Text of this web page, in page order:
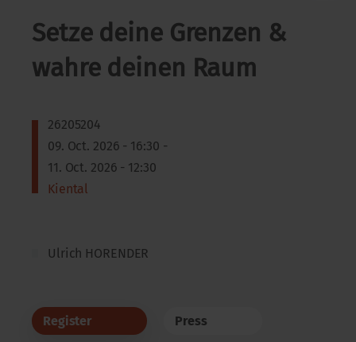
Setze deine Grenzen &
wahre deinen Raum
26205204
09. Oct. 2026 - 16:30 -
11. Oct. 2026 - 12:30
Kiental
Ulrich HORENDER
Register Press